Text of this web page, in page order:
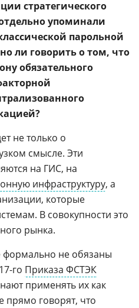
стратегического
упоминали
парольной
ли говорить о том, что
обязательного
не только о
смысле. Эти
на ГИС, на
инфраструктуру, а
которые
В совокупности это
рынка.
не обязаны
го Приказа ФСТЭК
применять их как
прямо говорят, что